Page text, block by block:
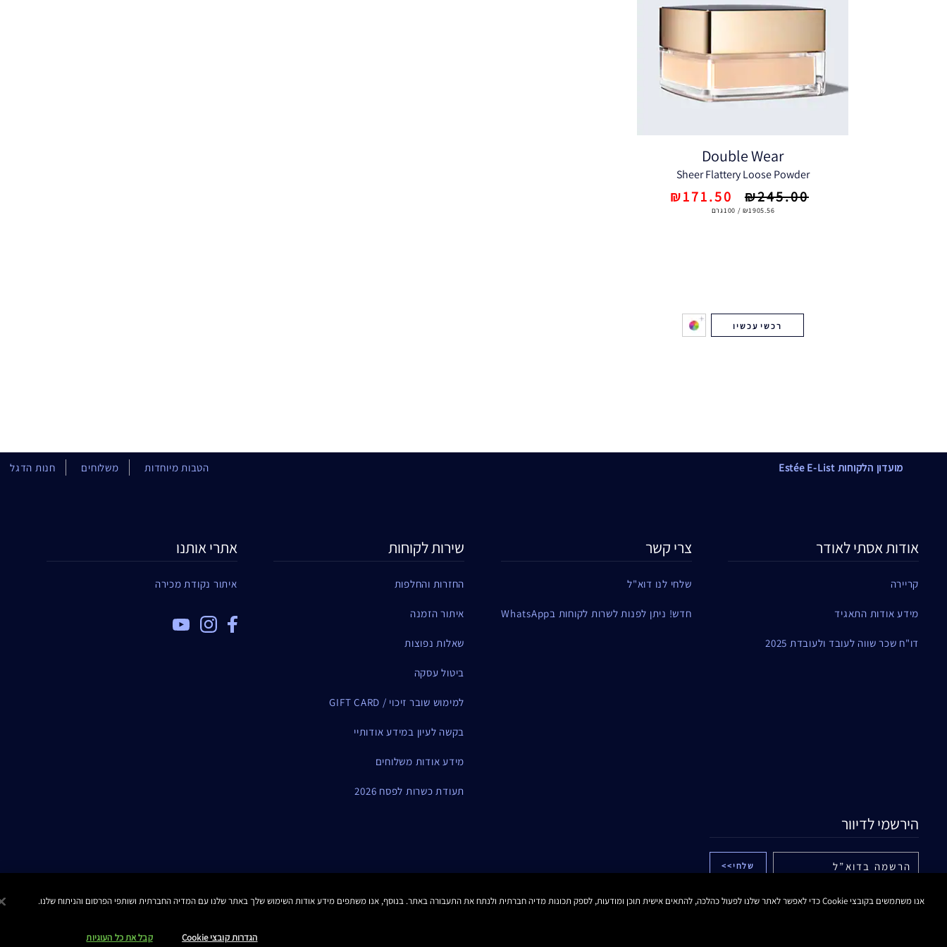
Double Wear
Sheer Flattery Loose Powder
₪245.00
₪171.50
₪1905.56 / 100גרם
רכשי עכשיו
מועדון הלקוחות Estée E-List הטבות מיוחדות משלוחים חנות הדגל
אודות אסתי לאודר
קריירה
מידע אודות התאגיד
דו"ח שכר שווה לעובד ולעובדת 2025
צרי קשר
שלחי לנו דוא"ל
חדש! ניתן לפנות לשרות לקוחות בWhatsApp
שירות לקוחות
החזרות והחלפות
איתור הזמנה
שאלות נפוצות
ביטול עסקה
למימוש שובר זיכוי / GIFT CARD
בקשה לעיון במידע אודותיי
מידע אודות משלוחים
תעודת כשרות לפסח 2026
אתרי אותנו
איתור נקודת מכירה
הירשמי לדיוור
אני מאשר/ת לחברת אלקליל בע"מ לשלוח לי
עדכונים והטבות באמצעים דיגיטליים לרבות דוא"ל
אנו משתמשים בקובצי Cookie כדי לאפשר לאתר שלנו לפעול כהלכה, להתאים אישית תוכן ומודעות, לספק תכונות מדיה חברתית ולנתח את התעבורה באתר. בנוסף, אנו משתפים מידע אודות השימוש שלך באתר שלנו עם המדיה החברתית ושותפי הפרסום והניתוח שלנו.
הגדרות קובצי Cookie קבל את כל העוגיות